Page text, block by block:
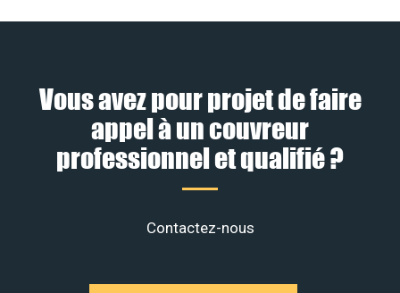
Vous avez pour projet de faire
appel à un couvreur
professionnel et qualifié ?
Contactez-nous